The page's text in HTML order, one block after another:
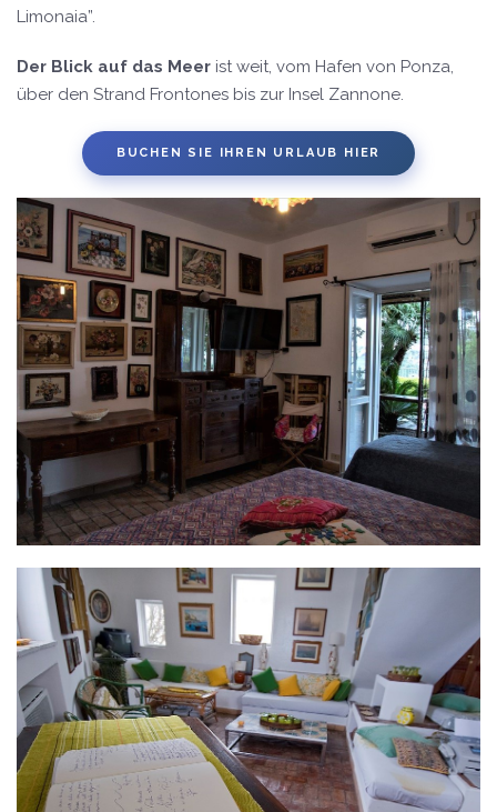
Limonaia”.
Der Blick auf das Meer ist weit, vom Hafen von Ponza,
über den Strand Frontones bis zur Insel Zannone.
BUCHEN SIE IHREN URLAUB HIER